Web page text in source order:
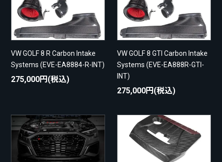
VW GOLF 8 R Carbon Intake
Systems (EVE-EA8884-R-INT)
275,000円(税込)
VW GOLF 8 GTI Carbon Intake
Systems (EVE-EA888R-GTI-
INT)
275,000円(税込)